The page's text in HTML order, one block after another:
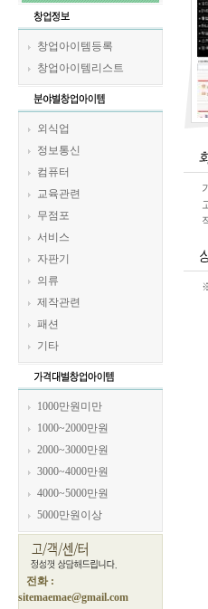
창업아이템등록
창업아이템리스트
외식업
정보통신
컴퓨터
교육관련
무점포
서비스
자판기
의류
제작관련
패션
기타
1000만원미만
1000~2000만원
2000~3000만원
3000~4000만원
4000~5000만원
5000만원이상
전화 :
sitemaemae@gmail.com